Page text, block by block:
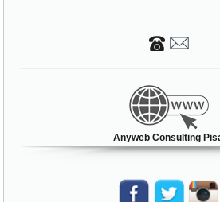
Anyweb Consulting